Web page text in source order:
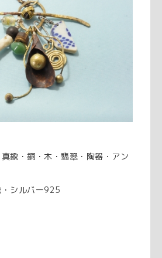
鍮・銅・木・翡翠・陶器・アン
シルバー925